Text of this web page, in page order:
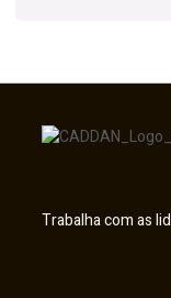
Trabalha com as